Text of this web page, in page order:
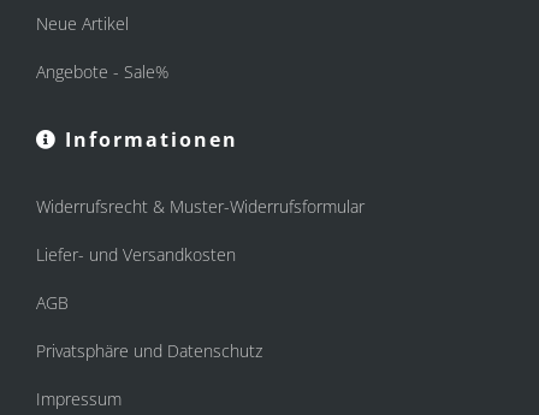
Neue Artikel
Angebote - Sale%
Informationen
Widerrufsrecht & Muster-Widerrufsformular
Liefer- und Versandkosten
AGB
Privatsphäre und Datenschutz
Impressum